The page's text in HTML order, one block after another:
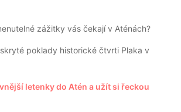
zážitky vás čekají v Aténách?
poklady historické čtvrti Plaka v
letenky do Atén a užít si řeckou